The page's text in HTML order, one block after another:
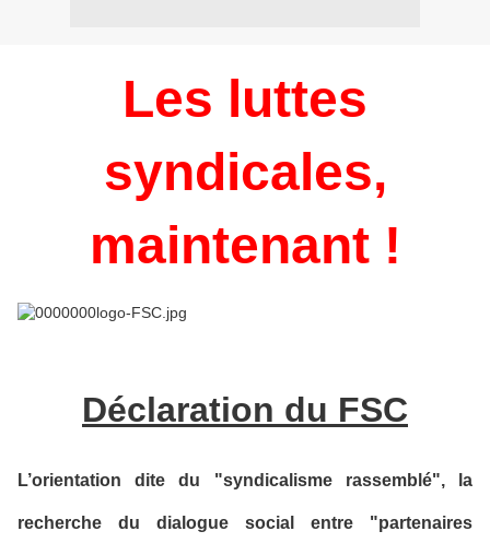
Les luttes
syndicales,
maintenant !
Déclaration du FSC
L’orientation dite du "syndicalisme rassemblé", la
recherche du dialogue social entre "partenaires